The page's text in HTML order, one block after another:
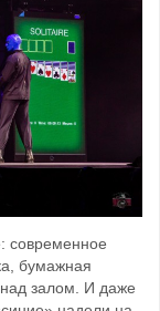
современное
бумажная
над залом. И даже